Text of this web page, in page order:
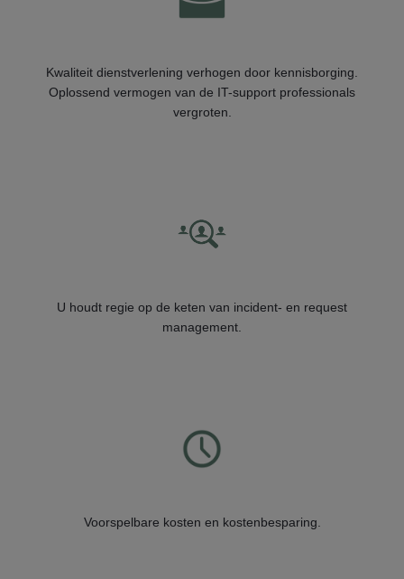
Kwaliteit dienstverlening verhogen door kennisborging.
Oplossend vermogen van de IT-support professionals
vergroten.
U houdt regie op de keten van incident- en request
management.
Voorspelbare kosten en kostenbesparing.